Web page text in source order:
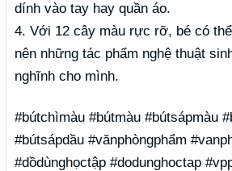
dính vào tay hay quần áo.
4. Với 12 cây màu rực rỡ, bé có
nên những tác phẩm nghệ thuật
nghĩnh cho mình.
#bútchìmàu #bútmàu #bútsápmàu
#bútsápdầu #vănphòngphẩm
#dồdùnghọctập #dodunghoctap